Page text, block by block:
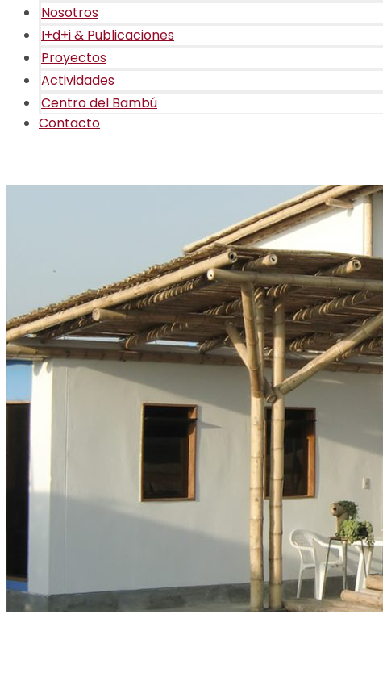
Nosotros
I+d+i & Publicaciones
Proyectos
Actividades
Centro del Bambú
Contacto